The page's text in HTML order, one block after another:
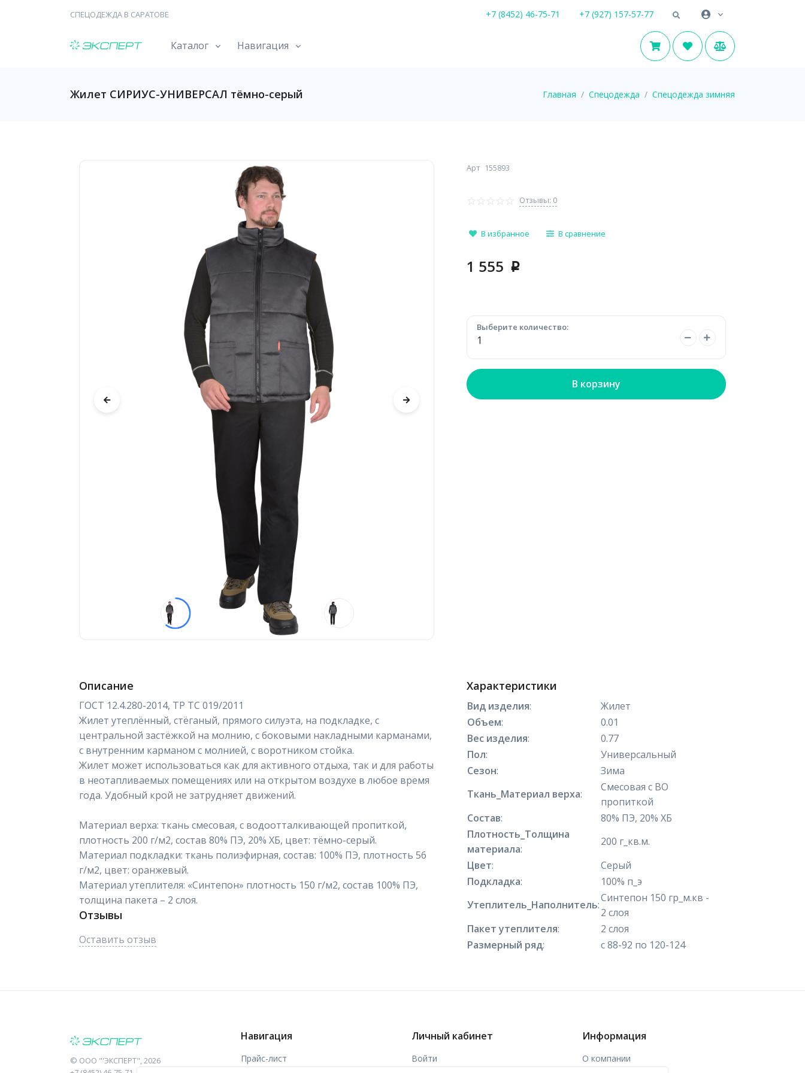
СПЕЦОДЕЖДА В САРАТОВЕ +7 (8452) 46-75-71 +7 (927) 157-57-77
Каталог Навигация
Жилет СИРИУС-УНИВЕРСАЛ тёмно-серый Главная Спецодежда Спецодежда зимняя
Арт 155893
Отзывы: 0
В избранное В сравнение
1 555 p
Выберите количество:
В корзину
Описание
ГОСТ 12.4.280-2014, ТР ТС 019/2011
Жилет утеплённый, стёганый, прямого силуэта, на подкладке, с
центральной застёжкой на молнию, с боковыми накладными карманами,
с внутренним карманом с молнией, с воротником стойка.
Жилет может использоваться как для активного отдыха, так и для работы
в неотапливаемых помещениях или на открытом воздухе в любое время
года. Удобный крой не затрудняет движений.
Материал верха: ткань смесовая, с водоотталкивающей пропиткой,
плотность 200 г/м2, состав 80% ПЭ, 20% ХБ, цвет: тёмно-серый.
Материал подкладки: ткань полиэфирная, состав: 100% ПЭ, плотность 56
г/м2, цвет: оранжевый.
Материал утеплителя: «Синтепон» плотность 150 г/м2, состав 100% ПЭ,
толщина пакета – 2 слоя.
Отзывы
Оставить отзыв
Характеристики
Вид изделия:
Жилет
Объем:
0.01
Вес изделия:
0.77
Пол:
Универсальный
Сезон:
Зима
Ткань_Материал верха:
Смесовая с ВО
пропиткой
Состав:
80% ПЭ, 20% ХБ
Плотность_Толщина
материала:
200 г_кв.м.
Цвет:
Серый
Подкладка:
100% п_э
Утеплитель_Наполнитель:
Синтепон 150 гр_м.кв -
2 слоя
Пакет утеплителя:
2 слоя
Размерный ряд: с 88-92 по 120-124
© ООО "'ЭКСПЕРТ", 2026
Навигация
Прайс-лист
Личный кабинет
Войти
Информация
О компании